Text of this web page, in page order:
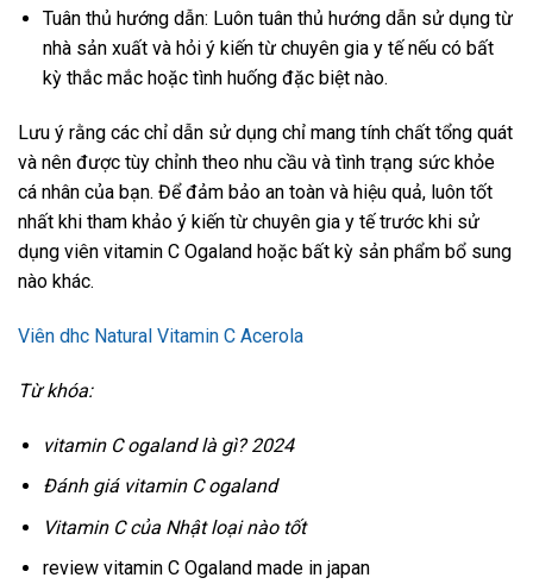
Tuân thủ hướng dẫn: Luôn tuân thủ hướng dẫn sử dụng từ
nhà sản xuất và hỏi ý kiến ​​từ chuyên gia y tế nếu có bất
kỳ thắc mắc hoặc tình huống đặc biệt nào.
Lưu ý rằng các chỉ dẫn sử dụng chỉ mang tính chất tổng quát
và nên được tùy chỉnh theo nhu cầu và tình trạng sức khỏe
cá nhân của bạn. Để đảm bảo an toàn và hiệu quả, luôn tốt
nhất khi tham khảo ý kiến ​​từ chuyên gia y tế trước khi sử
dụng viên vitamin C Ogaland hoặc bất kỳ sản phẩm bổ sung
nào khác.
Viên dhc Natural Vitamin C Acerola
Từ khóa:
vitamin C ogaland là gì? 2024
Đánh giá vitamin C ogaland
Vitamin C của Nhật loại nào tốt
review vitamin C Ogaland made in japan